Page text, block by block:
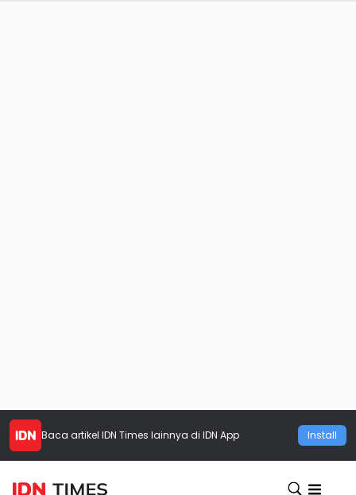
Baca artikel IDN Times lainnya di IDN App Install